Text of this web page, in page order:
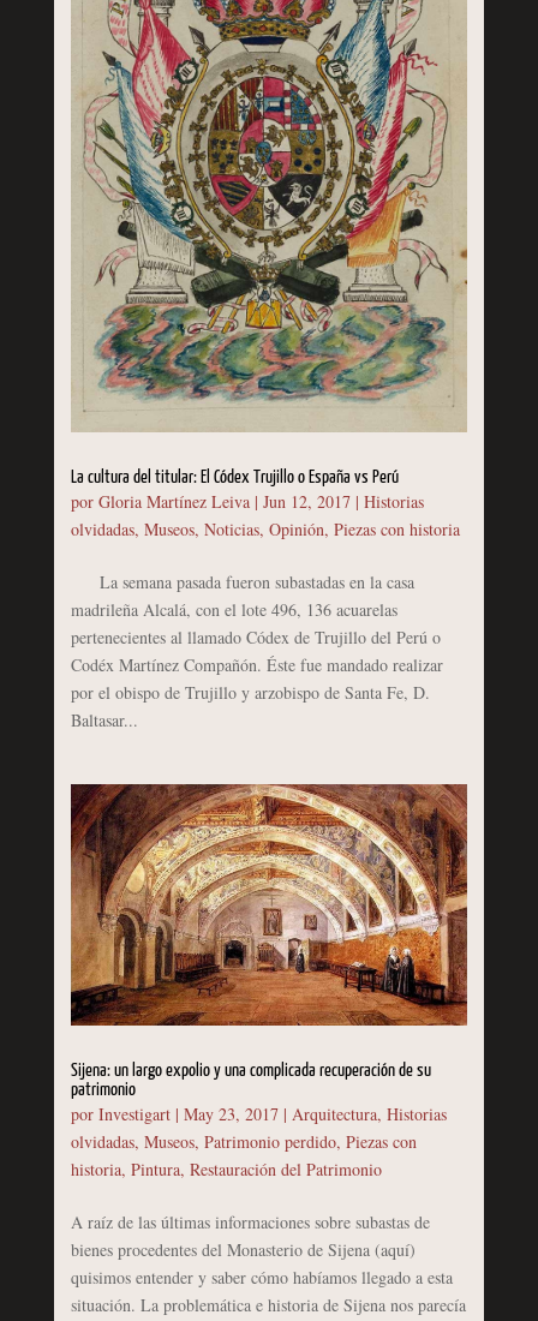
La cultura del titular: El Códex Trujillo o España vs Perú
por Gloria Martínez Leiva| Jun 12, 2017| Historias
olvidadas, Museos, Noticias, Opinión, Piezas con historia
La semana pasada fueron subastadas en la casa
madrileña Alcalá, con el lote 496, 136 acuarelas
pertenecientes al llamado Códex de Trujillo del Perú o
Codéx Martínez Compañón. Éste fue mandado realizar
por el obispo de Trujillo y arzobispo de Santa Fe, D.
Baltasar...
Sijena: un largo expolio y una complicada recuperación de su
patrimonio
por Investigart| May 23, 2017| Arquitectura, Historias
olvidadas, Museos, Patrimonio perdido, Piezas con
historia, Pintura, Restauración del Patrimonio
A raíz de las últimas informaciones sobre subastas de
bienes procedentes del Monasterio de Sijena (aquí)
quisimos entender y saber cómo habíamos llegado a esta
situación. La problemática e historia de Sijena nos parecía